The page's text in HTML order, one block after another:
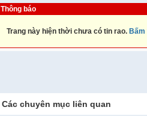
Thông báo
Trang này hiện thời chưa có tin rao.
Các chuyên mục liên quan